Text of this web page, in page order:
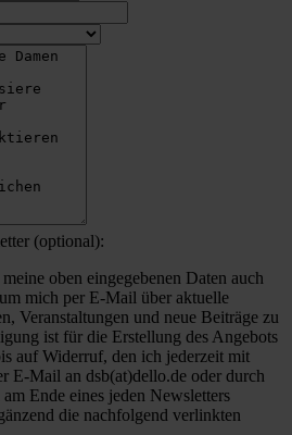
(optional):
oben eingegebenen Daten auch
mich per E-Mail über aktuelle
Veranstaltungen und neue Beiträge zu
ist für die Erstellung des Angebots
auf Widerruf, den ich jederzeit mit
E-Mail an dsb(at)dello.de oder durch
Ende eines jeden Newsletters
die nachfolgend verlinkten